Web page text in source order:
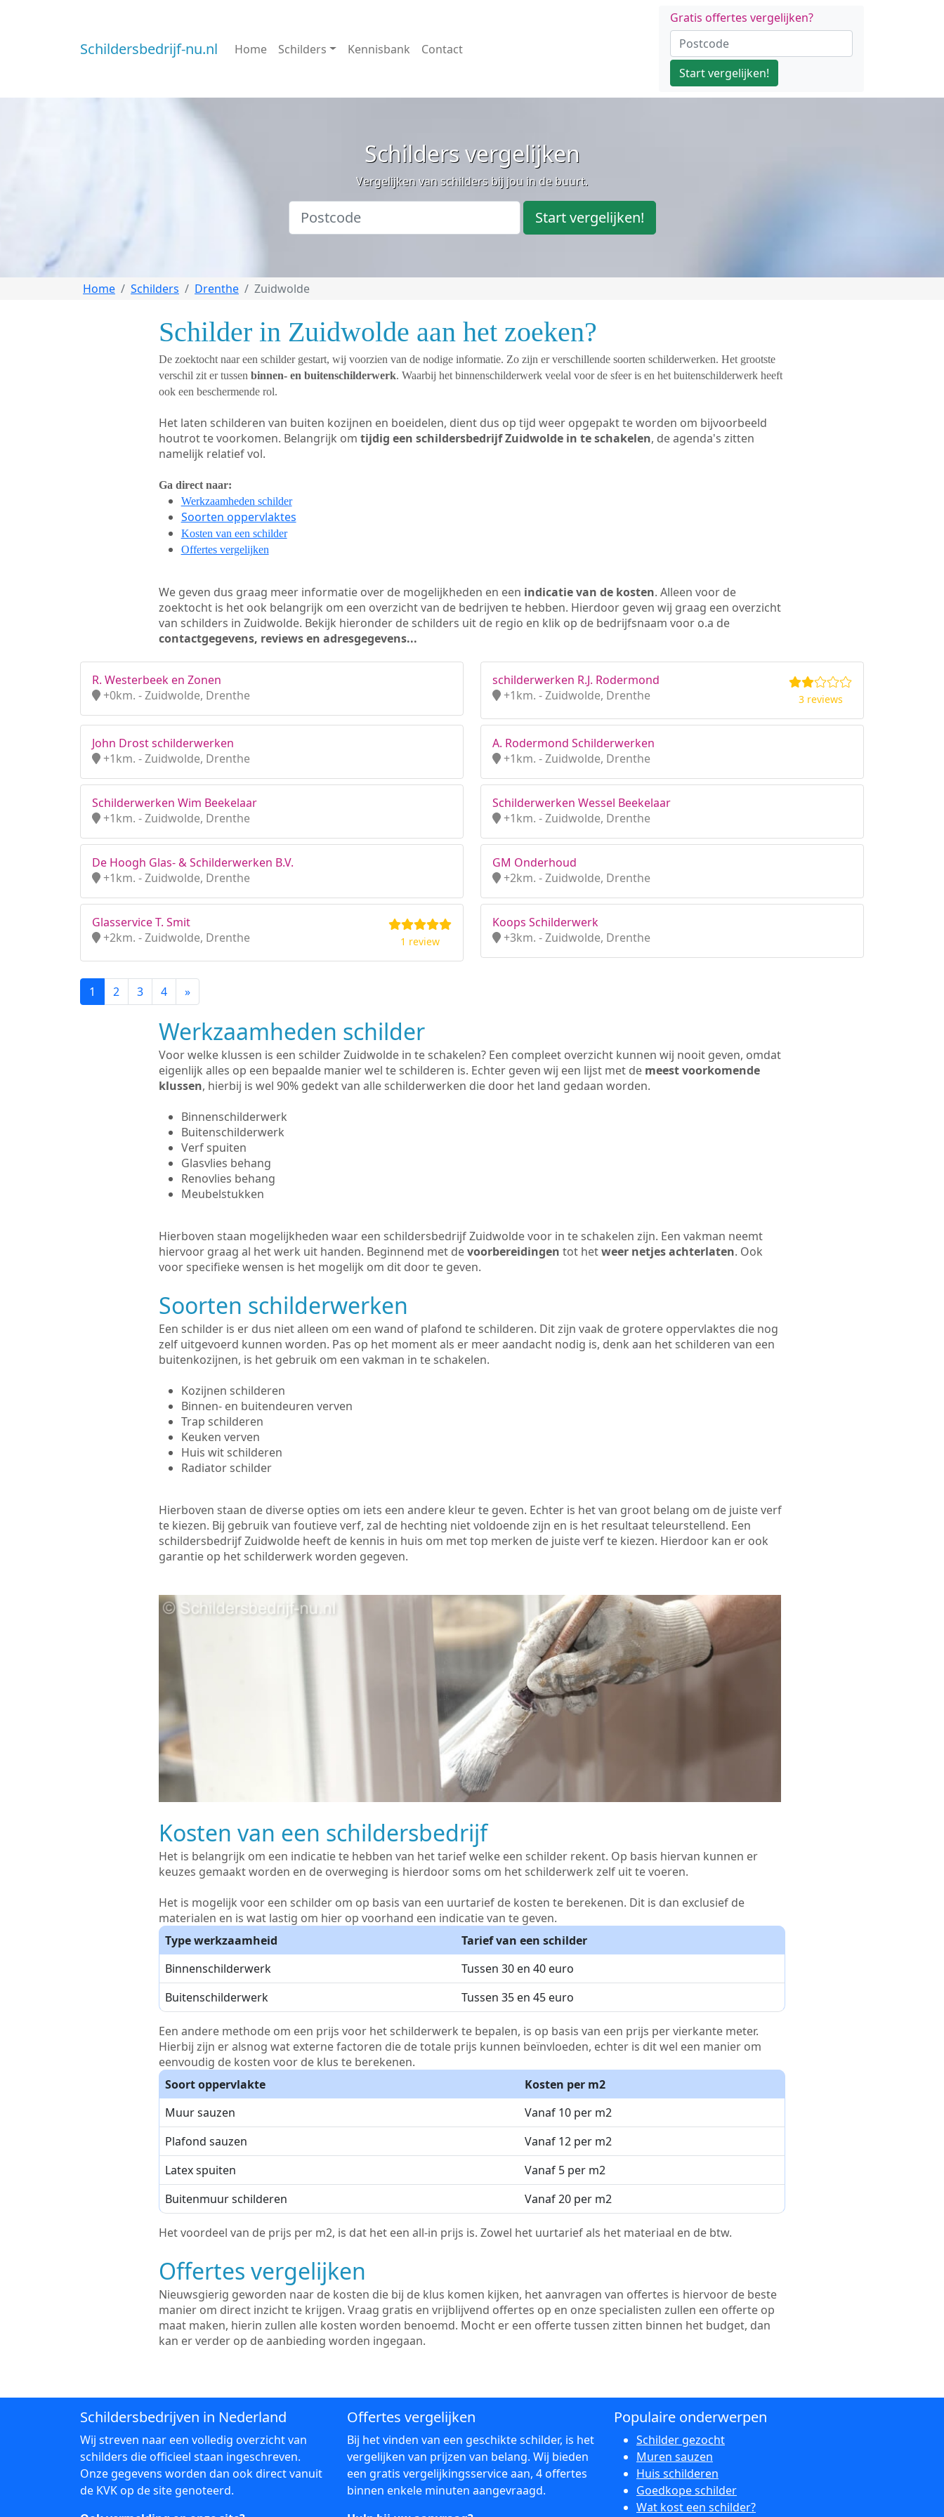
Schildersbedrijf-nu.nl Home Schilders Kennisbank Contact
Gratis offertes vergelijken?
Start vergelijken!
Schilders vergelijken
Vergelijken van schilders bij jou in de buurt.
Start vergelijken!
Home Schilders Drenthe Zuidwolde
Schilder in Zuidwolde aan het zoeken?
De zoektocht naar een schilder gestart, wij voorzien van de nodige informatie. Zo zijn er verschillende soorten schilderwerken. Het grootste
verschil zit er tussen binnen- en buitenschilderwerk. Waarbij het binnenschilderwerk veelal voor de sfeer is en het buitenschilderwerk heeft
ook een beschermende rol.
Het laten schilderen van buiten kozijnen en boeidelen, dient dus op tijd weer opgepakt te worden om bijvoorbeeld
houtrot te voorkomen. Belangrijk om tijdig een schildersbedrijf Zuidwolde in te schakelen, de agenda's zitten
namelijk relatief vol.
Ga direct naar:
Werkzaamheden schilder
Soorten oppervlaktes
Kosten van een schilder
Offertes vergelijken
We geven dus graag meer informatie over de mogelijkheden en een indicatie van de kosten. Alleen voor de
zoektocht is het ook belangrijk om een overzicht van de bedrijven te hebben. Hierdoor geven wij graag een overzicht
van schilders in Zuidwolde. Bekijk hieronder de schilders uit de regio en klik op de bedrijfsnaam voor o.a de
contactgegevens, reviews en adresgegevens...
R. Westerbeek en Zonen
+0km. - Zuidwolde, Drenthe
schilderwerken R.J. Rodermond
+1km. - Zuidwolde, Drenthe
3 reviews
John Drost schilderwerken
+1km. - Zuidwolde, Drenthe
A. Rodermond Schilderwerken
+1km. - Zuidwolde, Drenthe
Schilderwerken Wim Beekelaar
+1km. - Zuidwolde, Drenthe
Schilderwerken Wessel Beekelaar
+1km. - Zuidwolde, Drenthe
De Hoogh Glas- & Schilderwerken B.V.
+1km. - Zuidwolde, Drenthe
GM Onderhoud
+2km. - Zuidwolde, Drenthe
Glasservice T. Smit
+2km. - Zuidwolde, Drenthe
1 review
Koops Schilderwerk
+3km. - Zuidwolde, Drenthe
1 2 3 4 »
Werkzaamheden schilder
Voor welke klussen is een schilder Zuidwolde in te schakelen? Een compleet overzicht kunnen wij nooit geven, omdat
eigenlijk alles op een bepaalde manier wel te schilderen is. Echter geven wij een lijst met de meest voorkomende
klussen, hierbij is wel 90% gedekt van alle schilderwerken die door het land gedaan worden.
Binnenschilderwerk
Buitenschilderwerk
Verf spuiten
Glasvlies behang
Renovlies behang
Meubelstukken
Hierboven staan mogelijkheden waar een schildersbedrijf Zuidwolde voor in te schakelen zijn. Een vakman neemt
hiervoor graag al het werk uit handen. Beginnend met devoorbereidingen tot hetweer netjes achterlaten. Ook
voor specifieke wensen is het mogelijk om dit door te geven.
Soorten schilderwerken
Een schilder is er dus niet alleen om een wand of plafond te schilderen. Dit zijn vaak de grotere oppervlaktes die nog
zelf uitgevoerd kunnen worden. Pas op het moment als er meer aandacht nodig is, denk aan het schilderen van een
buitenkozijnen, is het gebruik om een vakman in te schakelen.
Kozijnen schilderen
Binnen- en buitendeuren verven
Trap schilderen
Keuken verven
Huis wit schilderen
Radiator schilder
Hierboven staan de diverse opties om iets een andere kleur te geven. Echter is het van groot belang om de juiste verf
te kiezen. Bij gebruik van foutieve verf, zal de hechting niet voldoende zijn en is het resultaat teleurstellend. Een
schildersbedrijf Zuidwolde heeft de kennis in huis om met top merken de juiste verf te kiezen. Hierdoor kan er ook
garantie op het schilderwerk worden gegeven.
Kosten van een schildersbedrijf
Het is belangrijk om een indicatie te hebben van het tarief welke een schilder rekent. Op basis hiervan kunnen er
keuzes gemaakt worden en de overweging is hierdoor soms om het schilderwerk zelf uit te voeren.
Het is mogelijk voor een schilder om op basis van een uurtarief de kosten te berekenen. Dit is dan exclusief de
materialen en is wat lastig om hier op voorhand een indicatie van te geven.
Type werkzaamheid
Tarief van een schilder
Binnenschilderwerk
Tussen 30 en 40 euro
Buitenschilderwerk
Tussen 35 en 45 euro
Een andere methode om een prijs voor het schilderwerk te bepalen, is op basis van een prijs per vierkante meter.
Hierbij zijn er alsnog wat externe factoren die de totale prijs kunnen beïnvloeden, echter is dit wel een manier om
eenvoudig de kosten voor de klus te berekenen.
Soort oppervlakte
Kosten per m2
Muur sauzen
Vanaf 10 per m2
Plafond sauzen
Vanaf 12 per m2
Latex spuiten
Vanaf 5 per m2
Buitenmuur schilderen
Vanaf 20 per m2
Het voordeel van de prijs per m2, is dat het een all-in prijs is. Zowel het uurtarief als het materiaal en de btw.
Offertes vergelijken
Nieuwsgierig geworden naar de kosten die bij de klus komen kijken, het aanvragen van offertes is hiervoor de beste
manier om direct inzicht te krijgen. Vraag gratis en vrijblijvend offertes op en onze specialisten zullen een offerte op
maat maken, hierin zullen alle kosten worden benoemd. Mocht er een offerte tussen zitten binnen het budget, dan
kan er verder op de aanbieding worden ingegaan.
Schildersbedrijven in Nederland
Wij streven naar een volledig overzicht van
schilders die officieel staan ingeschreven.
Onze gegevens worden dan ook direct vanuit
de KVK op de site genoteerd.
Offertes vergelijken
Bij het vinden van een geschikte schilder, is het
vergelijken van prijzen van belang. Wij bieden
een gratis vergelijkingsservice aan, 4 offertes
binnen enkele minuten aangevraagd.
Populaire onderwerpen
Schilder gezocht
Muren sauzen
Huis schilderen
Goedkope schilder
Wat kost een schilder?